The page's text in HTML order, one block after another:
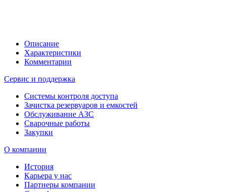
Описание
Характеристики
Комментарии
Сервис и поддержка
Системы контроля доступа
Зачистка резервуаров и емкостей
Обслуживание АЗС
Сварочные работы
Закупки
О компании
История
Карьера у нас
Партнеры компании